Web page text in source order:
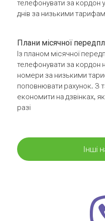
телефонувати за кордон
днів за низькими
Плани місячної
Із планом місячної
телефонувати за кордон
номери за низькими
поповнювати рахунок. З
економити на дзвінках,
разі
Інші